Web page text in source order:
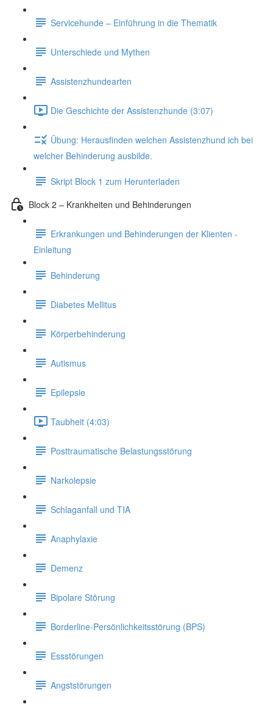
Servicehunde – Einführung in die Thematik
Unterschiede und Mythen
Assistenzhundearten
Die Geschichte der Assistenzhunde (3:07)
Übung: Herausfinden welchen Assistenzhund ich bei
welcher Behinderung ausbilde.
Skript Block 1 zum Herunterladen
Block 2 – Krankheiten und Behinderungen
Erkrankungen und Behinderungen der Klienten -
Einleitung
Behinderung
Diabetes Mellitus
Körperbehinderung
Autismus
Epilepsie
Taubheit (4:03)
Posttraumatische Belastungsstörung
Narkolepsie
Schlaganfall und TIA
Anaphylaxie
Demenz
Bipolare Störung
Borderline-Persönlichkeitsstörung (BPS)
Essstörungen
Angststörungen